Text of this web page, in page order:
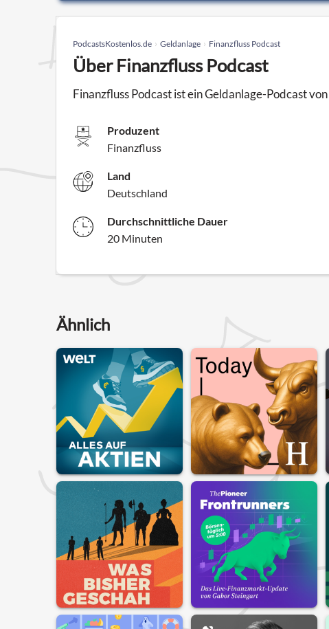
PodcastsKostenlos.de Geldanlage Finanzfluss Podcast
Über Finanzfluss Podcast
Finanzfluss Podcast ist ein Geldanlage-Podcast
Produzent
Finanzfluss
Land
Deutschland
Durchschnittliche Dauer
20 Minuten
Ähnlich